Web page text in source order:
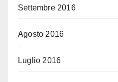
Settembre 2016
Agosto 2016
Luglio 2016